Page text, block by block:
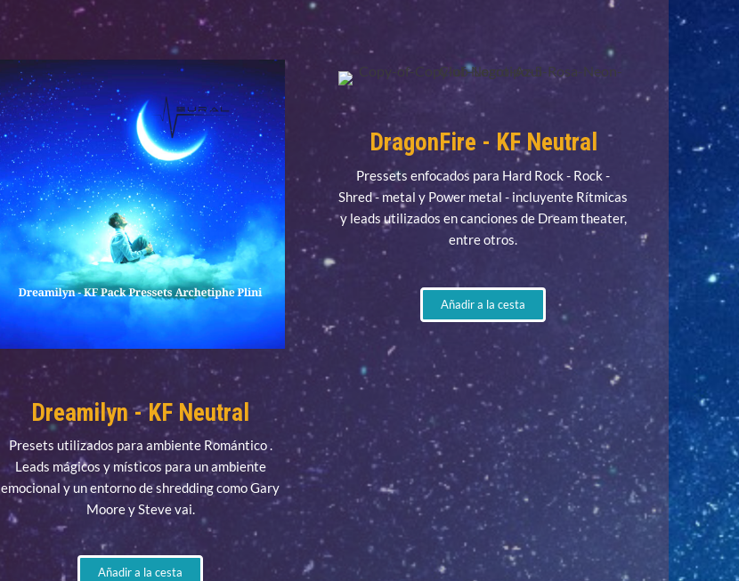
Dreamilyn - KF Neutral
Presets utilizados para ambiente Romántico .
Leads mágicos y místicos para un ambiente
emocional y un entorno de shredding como Gary
Moore y Steve vai.
Añadir a la cesta
DragonFire - KF Neutral
Pressets enfocados para Hard Rock - Rock -
Shred - metal y Power metal - incluyente Rítmicas
y leads utilizados en canciones de Dream theater,
entre otros.
Añadir a la cesta